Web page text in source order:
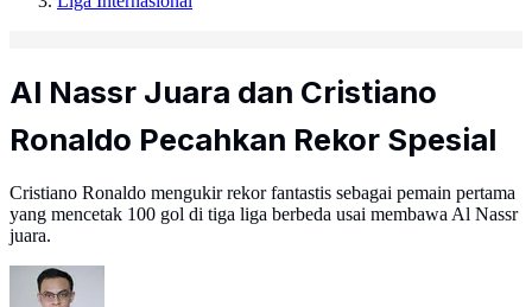
Al Nassr Juara dan Cristiano
Ronaldo Pecahkan Rekor Spesial
Cristiano Ronaldo mengukir rekor fantastis sebagai pemain pertama
yang mencetak 100 gol di tiga liga berbeda usai membawa Al Nassr
juara.